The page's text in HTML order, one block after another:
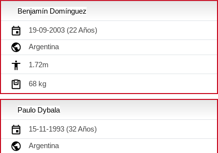
Benjamín Domínguez
19-09-2003 (22 Años)
Argentina
1.72m
68 kg
Paulo Dybala
15-11-1993 (32 Años)
Argentina